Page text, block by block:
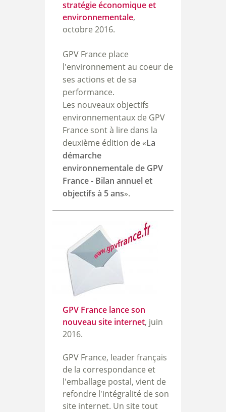
stratégie économique et
environnementale,
octobre 2016.
GPV France place
l'environnement au coeur de
ses actions et de sa
performance.
Les nouveaux objectifs
environnementaux de GPV
France sont à lire dans la
deuxième édition de «La
démarche
environnementale de GPV
France - Bilan annuel et
objectifs à 5 ans».
GPV France lance son
nouveau site internet, juin
2016.
GPV France, leader français
de la correspondance et
l'emballage postal, vient de
refondre l'intégralité de son
site internet. Un site tout